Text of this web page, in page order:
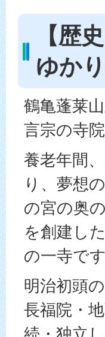
【歴
ゆか
鶴亀蓬莱
言宗の寺
養老年間
り、夢想
の宮の奥
を創建し
の一寺です
明治初頭
長福院・